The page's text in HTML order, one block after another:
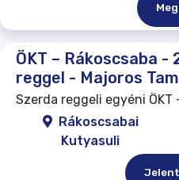
ÖKT – Rákoscsaba
reggel - Majoros
Szerda reggeli egyéni ÖKT
Rákoscsabai
Kutyasuli